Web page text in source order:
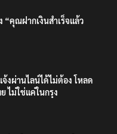
“คุณฝากเงินสำเร็จแล้ว
งผ่านไลน์ได้ไม่ต้อง โหลด
ไม่ใช่แค่ในกรุง